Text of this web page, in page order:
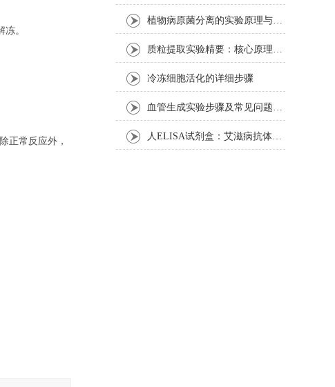
。
正常反应外，
植物病原菌分离的实验原理与操作步骤
质粒提取实验精要：核心原理与关键步骤
冷冻细胞活化的详细步骤
血管生成实验步骤及常见问题解析
人ELISA试剂盒：艾滋病抗体检测的简单指南